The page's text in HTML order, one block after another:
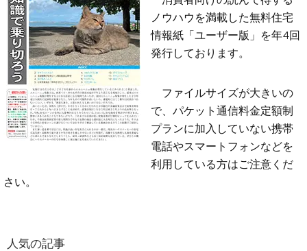
ノウハウを満載した無料住宅
情報紙「ユーザー版」を年4回
発行しております。
ファイルサイズが大きいの
で、パケット通信料金定額制
プランに加入していない携帯
電話やスマートフォンなどを
利用している方はご注意くだ
さい。
人気の記事